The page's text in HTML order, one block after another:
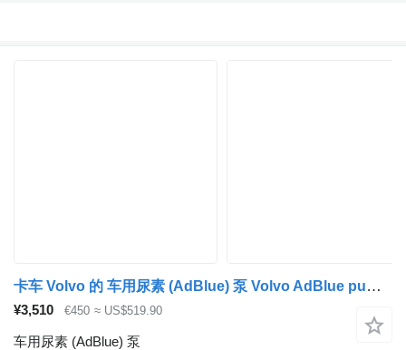
卡车 Volvo 的 车用尿素 (AdBlue) 泵 Volvo AdBlue pump 21679299
¥3,510 €450 ≈ US$519.90
车用尿素 (AdBlue) 泵